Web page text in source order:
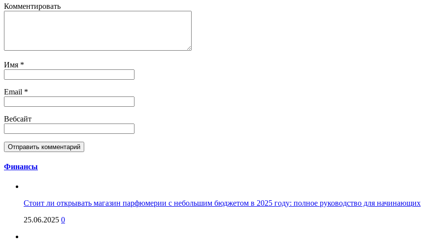
Комментировать
Имя *
Email *
Вебсайт
Финансы
Стоит ли открывать магазин парфюмерии с небольшим бюджетом в 2025 году: полное руководство для начинающих
25.06.2025 0